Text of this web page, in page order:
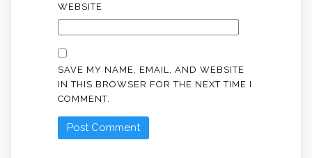
WEBSITE
SAVE MY NAME, EMAIL, AND WEBSITE
IN THIS BROWSER FOR THE NEXT TIME I
COMMENT.